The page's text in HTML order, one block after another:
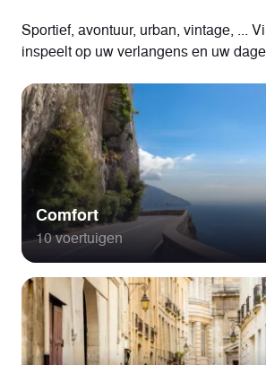
Sportief, avontuur, urban, vintage, ...
inspeelt op uw verlangens en uw
Comfort
10 voertuigen